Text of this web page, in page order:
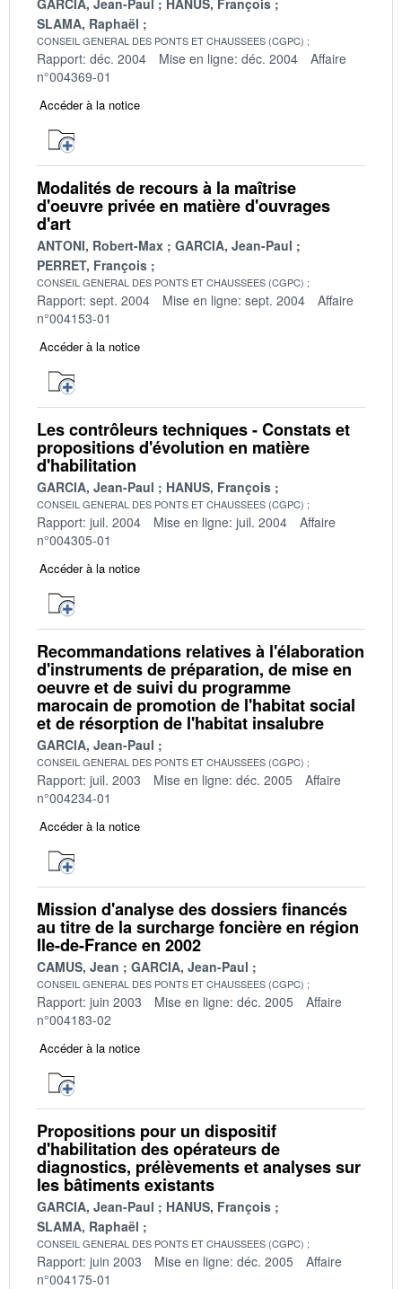
SLAMA, Raphaël
CONSEIL GENERAL DES PONTS ET CHAUSSEES (CGPC)
Rapport: déc. 2004 Mise en ligne: déc. 2004
Affaire
n°004369-01
Accéder à la notice
Modalités de recours à la maîtrise
d'oeuvre privée en matière d'ouvrages
d'art
ANTONI, Robert-Max
GARCIA, Jean-Paul
PERRET, François
CONSEIL GENERAL DES PONTS ET CHAUSSEES (CGPC)
Rapport: sept. 2004 Mise en ligne: sept. 2004
Affaire
n°004153-01
Accéder à la notice
Les contrôleurs techniques - Constats et
propositions d'évolution en matière
d'habilitation
GARCIA, Jean-Paul HANUS, François
CONSEIL GENERAL DES PONTS ET CHAUSSEES (CGPC)
Rapport: juil. 2004 Mise en ligne: juil. 2004
Affaire
n°004305-01
Accéder à la notice
Recommandations relatives à l'élaboration
d'instruments de préparation, de mise en
oeuvre et de suivi du programme
marocain de promotion de l'habitat social
et de résorption de l'habitat insalubre
GARCIA, Jean-Paul
CONSEIL GENERAL DES PONTS ET CHAUSSEES (CGPC)
Rapport: juil. 2003 Mise en ligne: déc. 2005
Affaire
n°004234-01
Accéder à la notice
Mission d'analyse des dossiers financés
au titre de la surcharge foncière en région
Ile-de-France en 2002
CAMUS, Jean GARCIA, Jean-Paul
CONSEIL GENERAL DES PONTS ET CHAUSSEES (CGPC)
Rapport: juin 2003 Mise en ligne: déc. 2005
Affaire
n°004183-02
Accéder à la notice
Propositions pour un dispositif
d'habilitation des opérateurs de
diagnostics, prélèvements et analyses sur
les bâtiments existants
GARCIA, Jean-Paul
HANUS, François
SLAMA, Raphaël
CONSEIL GENERAL DES PONTS ET CHAUSSEES (CGPC)
Rapport: juin 2003 Mise en ligne: déc. 2005
Affaire
n°004175-01